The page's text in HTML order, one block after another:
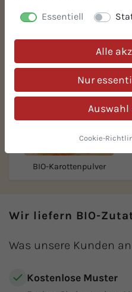
BIO-Karottenpulver
Wir liefern BIO-
Was unsere Kunden
Kostenlose Muster
Essentiell
Alle
Nur
Auswahl
Cookie-